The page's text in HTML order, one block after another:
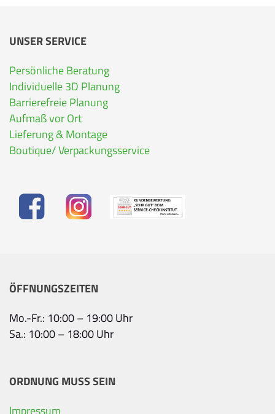
UNSER SERVICE
Persönliche Beratung
Individuelle 3D Planung
Barrierefreie Planung
Aufmaß vor Ort
Lieferung & Montage
Boutique/ Verpackungsservice
ÖFFNUNGSZEITEN
Mo.-Fr.: 10:00 – 19:00 Uhr
Sa.: 10:00 – 18:00 Uhr
ORDNUNG MUSS SEIN
Impressum